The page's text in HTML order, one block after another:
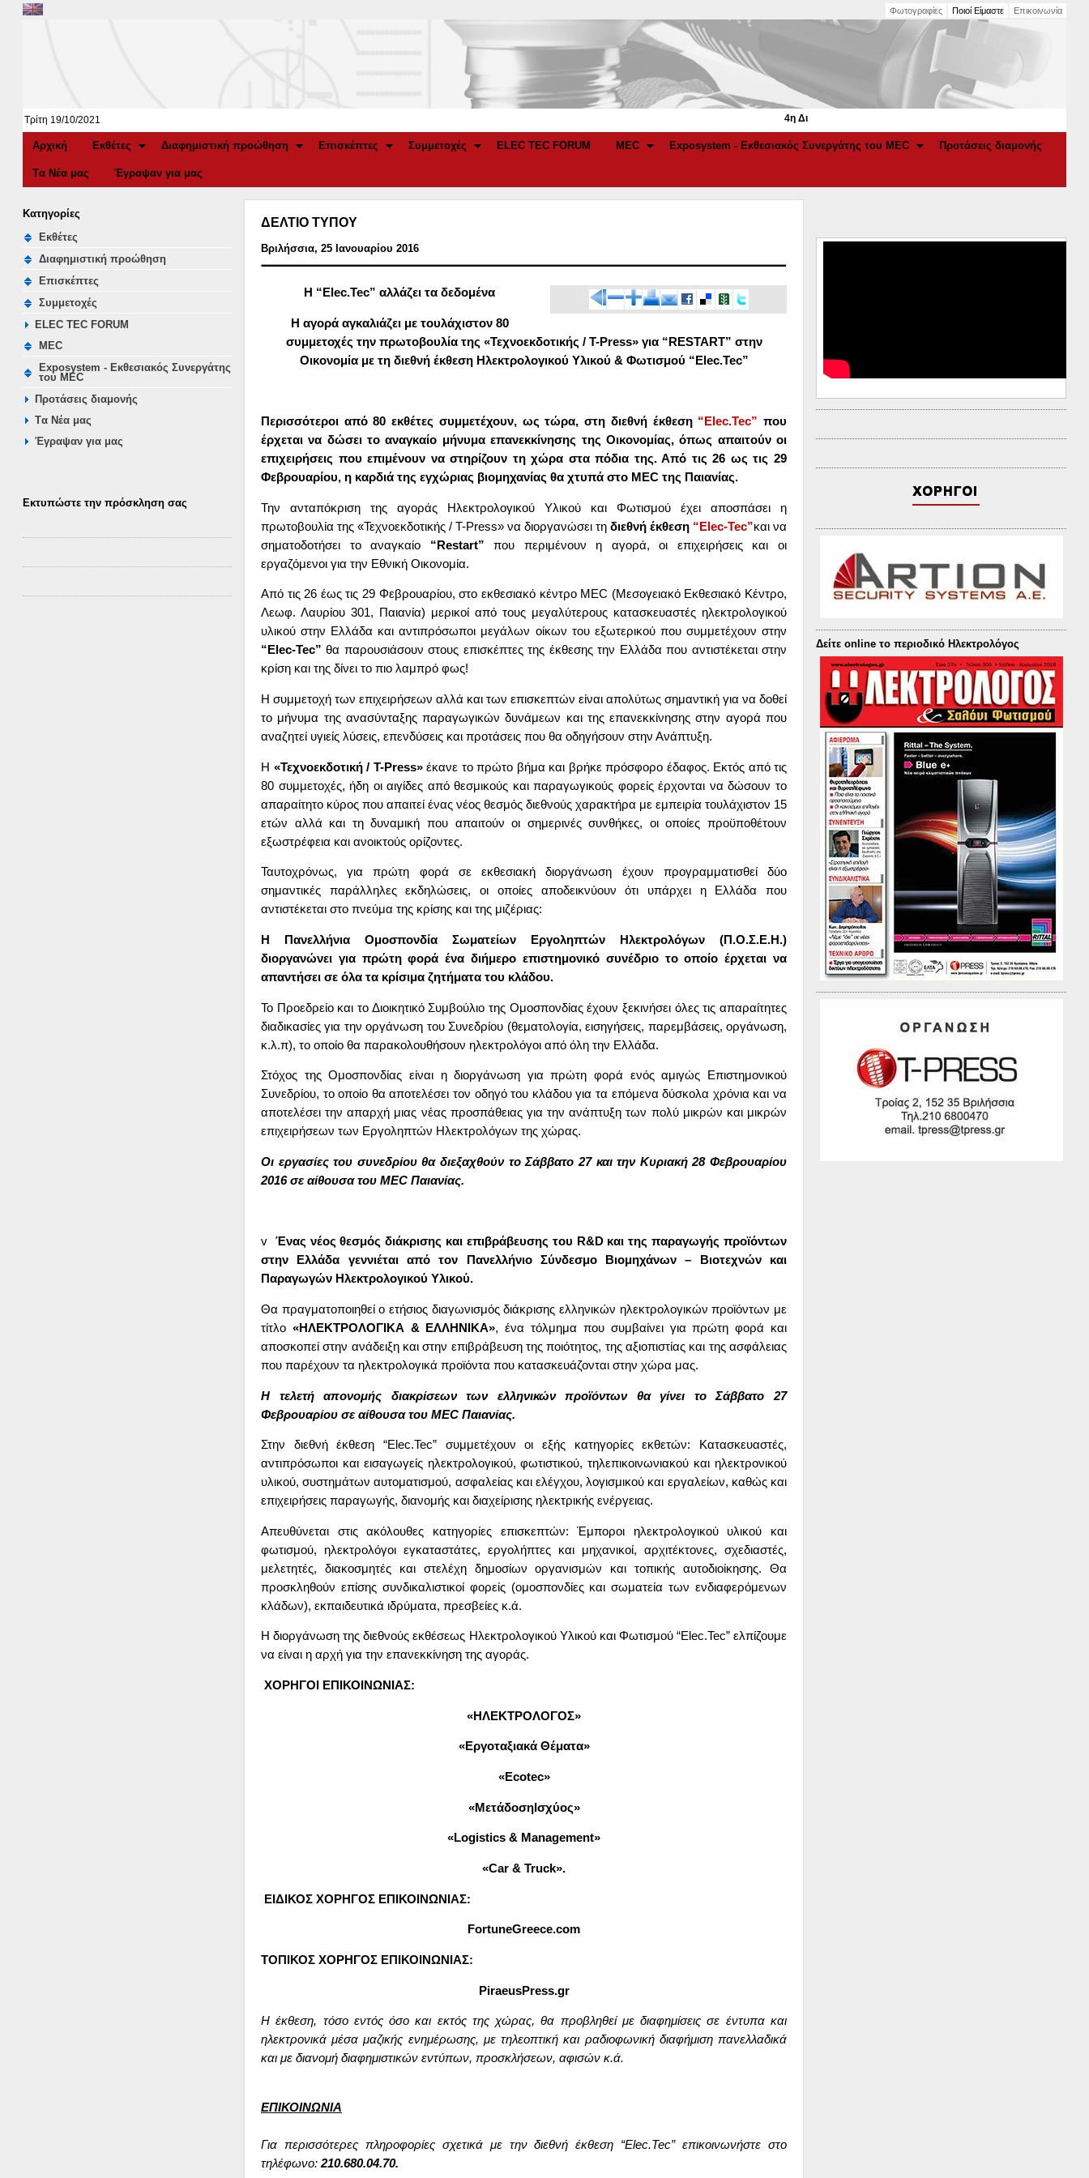
Φωτογραφίες Ποιοί Είμαστε Επικοινωνία
Τρίτη 19/10/2021 4η Διεθνής Έκθεση Elec.Tec 2022 στο Μ.Ε.C. Παιανία | 11-13
Αρχική Εκθέτες Διαφημιστική προώθηση Επισκέπτες Συμμετοχές ELEC TEC FORUM MEC Exposystem - Εκθεσιακός Συνεργάτης του MEC Προτάσεις διαμονής
Tα Νέα μας Έγραψαν για μας
Κατηγορίες
Εκθέτες
Διαφημιστική προώθηση
Επισκέπτες
Συμμετοχές
ELEC TEC FORUM
MEC
Exposystem - Εκθεσιακός Συνεργάτης
του MEC
Προτάσεις διαμονής
Tα Νέα μας
Έγραψαν για μας
Εκτυπώστε την πρόσκληση σας
ΔΕΛΤΙΟ ΤΥΠΟΥ
Βριλήσσια, 25 Ιανουαρίου 2016
Η “ Elec.Tec” αλλάζει τα δεδομένα
Η αγορά αγκαλιάζει με τουλάχιστον 80
συμμετοχές την πρωτοβουλία της «Τεχνοεκδοτικής / T-Press» για “ RESTART” στην
Οικονομία με τη διεθνή έκθεση Ηλεκτρολογικού Υλικού & Φωτισμού “ Elec.Tec”
Περισσότεροι από 80 εκθέτες συμμετέχουν, ως τώρα, στη διεθνή έκθεση “ Elec.Tec” που
έρχεται να δώσει το αναγκαίο μήνυμα επανεκκίνησης της Οικονομίας, όπως απαιτούν οι
επιχειρήσεις που επιμένουν να στηρίζουν τη χώρα στα πόδια της. Από τις 26 ως τις 29
Φεβρουαρίου, η καρδιά της εγχώριας βιομηχανίας θα χτυπά στο MEC της Παιανίας.
Την ανταπόκριση της αγοράς Ηλεκτρολογικού Υλικού και Φωτισμού έχει αποσπάσει η
πρωτοβουλία της «Τεχνοεκδοτικής / T-Press» να διοργανώσει τη διεθνή έκθεση “ Elec-Tec”και να
σηματοδοτήσει το αναγκαίο “ Restart” που περιμένουν η αγορά, οι επιχειρήσεις και οι
εργαζόμενοι για την Εθνική Οικονομία.
Από τις 26 έως τις 29 Φεβρουαρίου, στο εκθεσιακό κέντρο MEC (Μεσογειακό Εκθεσιακό Κέντρο,
Λεωφ. Λαυρίου 301, Παιανία) μερικοί από τους μεγαλύτερους κατασκευαστές ηλεκτρολογικού
υλικού στην Ελλάδα και αντιπρόσωποι μεγάλων οίκων του εξωτερικού που συμμετέχουν στην
“ Elec-Tec” θα παρουσιάσουν στους επισκέπτες της έκθεσης την Ελλάδα που αντιστέκεται στην
κρίση και της δίνει το πιο λαμπρό φως!
Η συμμετοχή των επιχειρήσεων αλλά και των επισκεπτών είναι απολύτως σημαντική για να δοθεί
το μήνυμα της ανασύνταξης παραγωγικών δυνάμεων και της επανεκκίνησης στην αγορά που
αναζητεί υγιείς λύσεις, επενδύσεις και προτάσεις που θα οδηγήσουν στην Ανάπτυξη.
Η «Τεχνοεκδοτική / Τ-Press»έκανε το πρώτο βήμα και βρήκε πρόσφορο έδαφος. Εκτός από τις
80 συμμετοχές, ήδη οι αιγίδες από θεσμικούς και παραγωγικούς φορείς έρχονται να δώσουν το
απαραίτητο κύρος που απαιτεί ένας νέος θεσμός διεθνούς χαρακτήρα με εμπειρία τουλάχιστον 15
ετών αλλά και τη δυναμική που απαιτούν οι σημερινές συνθήκες, οι οποίες προϋποθέτουν
εξωστρέφεια και ανοικτούς ορίζοντες.
Ταυτοχρόνως, για πρώτη φορά σε εκθεσιακή διοργάνωση έχουν προγραμματισθεί δύο
σημαντικές παράλληλες εκδηλώσεις, οι οποίες αποδεικνύουν ότι υπάρχει η Ελλάδα που
αντιστέκεται στο πνεύμα της κρίσης και της μιζέριας:
Η Πανελλήνια Ομοσπονδία Σωματείων Εργοληπτών Ηλεκτρολόγων
(Π.Ο.Σ.Ε.Η.)
διοργανώνει για πρώτη φορά ένα διήμερο επιστημονικό συνέδριο το οποίο έρχεται να
απαντήσει σε όλα τα κρίσιμα ζητήματα του κλάδου.
Το Προεδρείο και το Διοικητικό Συμβούλιο της Ομοσπονδίας έχουν ξεκινήσει όλες τις απαραίτητες
διαδικασίες για την οργάνωση του Συνεδρίου (θεματολογία, εισηγήσεις, παρεμβάσεις, οργάνωση,
κ.λ.π), το οποίο θα παρακολουθήσουν ηλεκτρολόγοι από όλη την Ελλάδα.
Στόχος της Ομοσπονδίας είναι η διοργάνωση για πρώτη φορά ενός αμιγώς Επιστημονικού
Συνεδρίου, το οποίο θα αποτελέσει τον οδηγό του κλάδου για τα επόμενα δύσκολα χρόνια και να
αποτελέσει την απαρχή μιας νέας προσπάθειας για την ανάπτυξη των πολύ μικρών και μικρών
επιχειρήσεων των Εργοληπτών Ηλεκτρολόγων της χώρας.
Οι εργασίες του συνεδρίου θα διεξαχθούν το Σάββατο 27 και την Κυριακή 28 Φεβρουαρίου
2016 σε αίθουσα του MEC Παιανίας.
v Ένας νέος θεσμός διάκρισης και επιβράβευσης του R&D και της παραγωγής προϊόντων
στην Ελλάδα γεννιέται από τον
Πανελλήνιο Σύνδεσμο Βιομηχάνων – Βιοτεχνών και
Παραγωγών Ηλεκτρολογικού Υλικού.
Θα πραγματοποιηθεί ο ετήσιος διαγωνισμός διάκρισης ελληνικών ηλεκτρολογικών προϊόντων με
τίτλο «ΗΛΕΚΤΡΟΛΟΓΙΚΑ & ΕΛΛΗΝΙΚΑ», ένα τόλμημα που συμβαίνει για πρώτη φορά και
αποσκοπεί στην ανάδειξη και στην επιβράβευση της ποιότητος, της αξιοπιστίας και της ασφάλειας
που παρέχουν τα ηλεκτρολογικά προϊόντα που κατασκευάζονται στην χώρα μας.
Η τελετή απονομής διακρίσεων των ελληνικών προϊόντων θα γίνει το Σάββατο 27
Φεβρουαρίου σε αίθουσα του MEC Παιανίας.
Στην διεθνή έκθεση “Elec.Tec” συμμετέχουν οι εξής κατηγορίες εκθετών: Κατασκευαστές,
αντιπρόσωποι και εισαγωγείς ηλεκτρολογικού, φωτιστικού, τηλεπικοινωνιακού και ηλεκτρονικού
υλικού, συστημάτων αυτοματισμού, ασφαλείας και ελέγχου, λογισμικού και εργαλείων, καθώς και
επιχειρήσεις παραγωγής, διανομής και διαχείρισης ηλεκτρικής ενέργειας.
Απευθύνεται στις ακόλουθες κατηγορίες επισκεπτών: Έμποροι ηλεκτρολογικού υλικού και
φωτισμού, ηλεκτρολόγοι εγκαταστάτες, εργολήπτες και μηχανικοί, αρχιτέκτονες, σχεδιαστές,
μελετητές, διακοσμητές και στελέχη δημοσίων οργανισμών και τοπικής αυτοδιοίκησης. Θα
προσκληθούν επίσης συνδικαλιστικοί φορείς (ομοσπονδίες και σωματεία των ενδιαφερόμενων
κλάδων), εκπαιδευτικά ιδρύματα, πρεσβείες κ.ά.
Η διοργάνωση της διεθνούς εκθέσεως Ηλεκτρολογικού Υλικού και Φωτισμού “Elec.Tec” ελπίζουμε
να είναι η αρχή για την επανεκκίνηση της αγοράς.
ΧΟΡΗΓΟΙ ΕΠΙΚΟΙΝΩΝΙΑΣ:
«ΗΛΕΚΤΡΟΛΟΓΟΣ»
«Εργοταξιακά Θέματα»
«Ecotec»
«ΜετάδοσηΙσχύος»
«Logistics & Management»
«Car & Truck».
ΕΙΔΙΚΟΣ ΧΟΡΗΓΟΣ ΕΠΙΚΟΙΝΩΝΙΑΣ:
FortuneGreece.com
ΤΟΠΙΚΟΣ ΧΟΡΗΓΟΣ ΕΠΙΚΟΙΝΩΝΙΑΣ:
PiraeusPress.gr
Η έκθεση, τόσο εντός όσο και εκτός της χώρας, θα προβληθεί με διαφημίσεις σε έντυπα και
ηλεκτρονικά μέσα μαζικής ενημέρωσης, με τηλεοπτική και ραδιοφωνική διαφήμιση πανελλαδικά
και με διανομή διαφημιστικών εντύπων, προσκλήσεων, αφισών κ.ά.
ΕΠΙΚΟΙΝΩΝΙΑ
Για περισσότερες πληροφορίες σχετικά με την διεθνή έκθεση “Elec.Tec” επικοινωνήστε στο
τηλέφωνο: 210.680.04.70.
Δείτε online το περιοδικό Ηλεκτρολόγος